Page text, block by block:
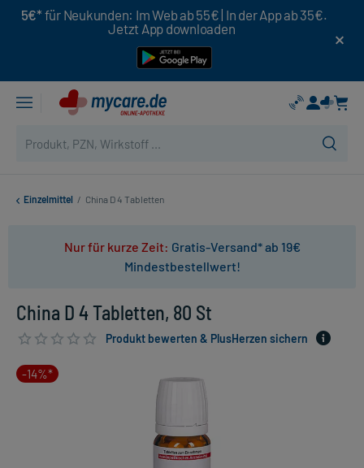
5€* für Neukunden: Im Web ab 55€ | In der App ab 35€.
Jetzt App downloaden
Einzelmittel / China D 4 Tabletten
Nur für kurze Zeit: Gratis-Versand* ab 19€
Mindestbestellwert!
China D 4 Tabletten, 80 St
Produkt bewerten & PlusHerzen sichern
-14%*